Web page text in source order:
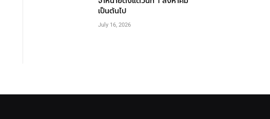
เป็นต้นไป
July 16, 2026